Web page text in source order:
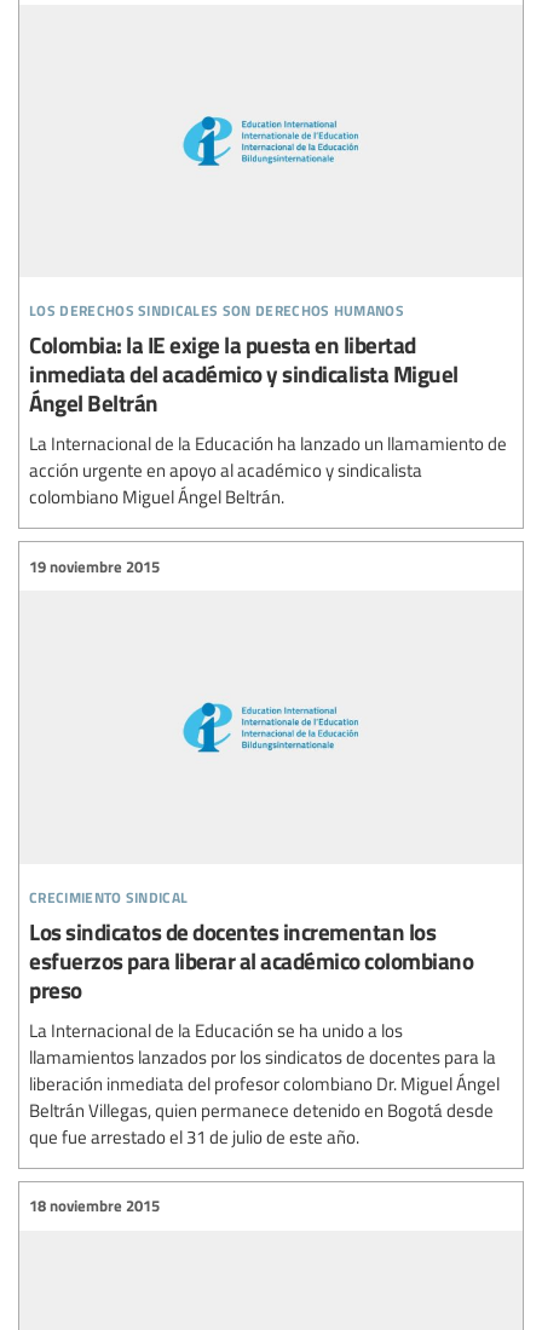
los derechos sindicales son derechos humanos
Colombia: la IE exige la puesta en libertad
inmediata del académico y sindicalista Miguel
Ángel Beltrán
La Internacional de la Educación ha lanzado un llamamiento de
acción urgente en apoyo al académico y sindicalista
colombiano Miguel Ángel Beltrán.
crecimiento sindical
19 noviembre 2015
Los sindicatos de docentes incrementan los
esfuerzos para liberar al académico colombiano
preso
La Internacional de la Educación se ha unido a los
llamamientos lanzados por los sindicatos de docentes para la
liberación inmediata del profesor colombiano Dr. Miguel Ángel
Beltrán Villegas, quien permanece detenido en Bogotá desde
que fue arrestado el 31 de julio de este año.
18 noviembre 2015